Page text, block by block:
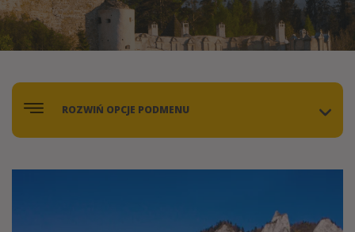
ROZWIŃ OPCJE PODMENU